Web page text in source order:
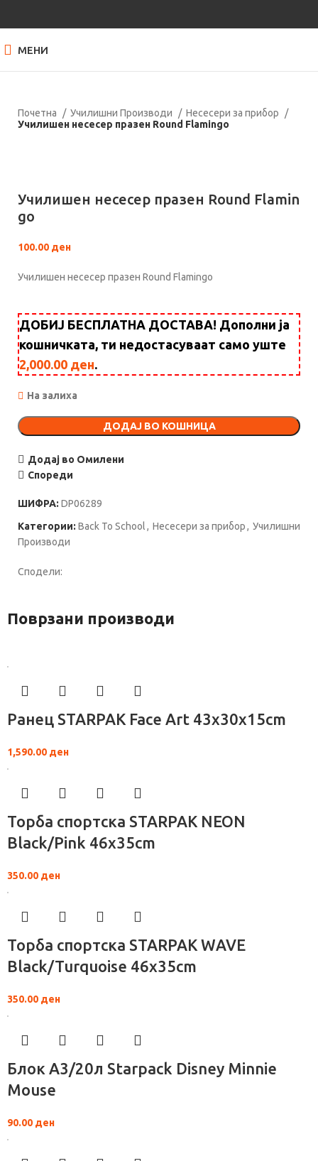
МЕНИ
Почетна Училишни Производи
Несесери за прибор
Училишен несесер празен Round Flamingo
Училишен несесер празен Round Flamin
go
100.00 ден
Училишен несесер празен Round Flamingo
ДОБИЈ БЕСПЛАТНА ДОСТАВА! Дополни ја
кошничката, ти недостасуваат само уште
2,000.00 ден.
На залиха
ДОДАЈ ВО КОШНИЦА
Додај во Омилени
Спореди
ШИФРА: DP06289
Категории: Back To School, Несесери за прибор, Училишни
Производи
Сподели:
Поврзани производи
Ранец STARPAK Face Art 43x30x15cm
1,590.00 ден
Торба спортска STARPAK NEON
Black/Pink 46х35cm
350.00 ден
Торба спортска STARPAK WAVE
Black/Turquoise 46х35cm
350.00 ден
Блок А3/20л Starpack Disney Minnie
Mouse
90.00 ден